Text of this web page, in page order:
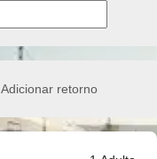
Adicionar retorno